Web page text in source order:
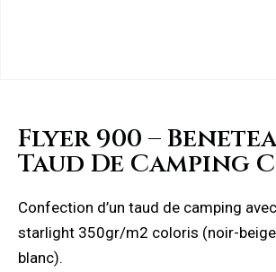
Flyer 900 –
Taud De Camping
Confection d’un taud de camping
starlight 350gr/m2 coloris (noir-
blanc).